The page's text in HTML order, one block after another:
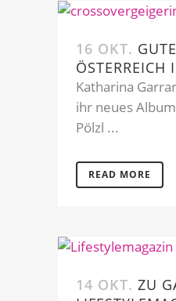
16 OKT.
ÖSTERREICH
Katharina
ihr neues
Pölzl ...
READ MORE
14 OKT. ZU